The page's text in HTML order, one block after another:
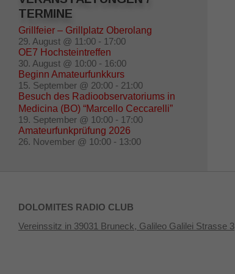
TERMINE
Grillfeier – Grillplatz Oberolang
29. August @ 11:00 - 17:00
OE7 Hochsteintreffen
30. August @ 10:00 - 16:00
Beginn Amateurfunkkurs
15. September @ 20:00 - 21:00
Besuch des Radioobservatoriums in
Medicina (BO) “Marcello Ceccarelli”
19. September @ 10:00 - 17:00
Amateurfunkprüfung 2026
26. November @ 10:00 - 13:00
DOLOMITES RADIO CLUB
Vereinssitz in 39031 Bruneck, Galileo Galilei Strasse 3